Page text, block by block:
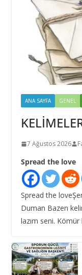
ANA SAYFA GENEL
7 Ağustos 2026
Spread the love
Spread the
Duman Bazen
lazım seni. Kömür